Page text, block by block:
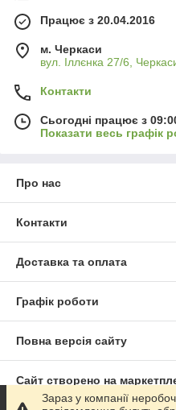
Працює з 20.04.2016
м. Черкаси
вул. Іллєнка 27/6,
Контакти
Сьогодні працює з
Показати весь графік
Про нас
Контакти
Доставка та оплата
Графік роботи
Повна версія сайту
Сайт створено на
Зараз у компанії